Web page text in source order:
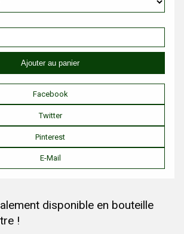
Facebook
Twitter
Pinterest
E-Mail
disponible en bouteille
!